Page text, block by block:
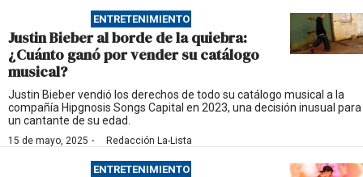
ENTRETENIMIENTO
Justin Bieber al borde de la quiebra:
¿Cuánto ganó por vender su catálogo
musical?
Justin Bieber vendió los derechos de todo su catálogo musical a la
compañía Hipgnosis Songs Capital en 2023, una decisión inusual para
un cantante de su edad.
15 de mayo, 2025 · Redacción La-Lista
ENTRETENIMIENTO